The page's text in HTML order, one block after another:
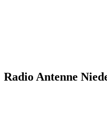
Radio Antenne